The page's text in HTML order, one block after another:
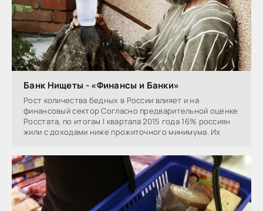
Банк Нищеты - «Финансы и Банки»
Рост количества бедных в России влияет и на
финансовый сектор Согласно предварительной оценке
Росстата, по итогам I квартала 2015 года 16% россиян
жили с доходами ниже прожиточного минимума. Их